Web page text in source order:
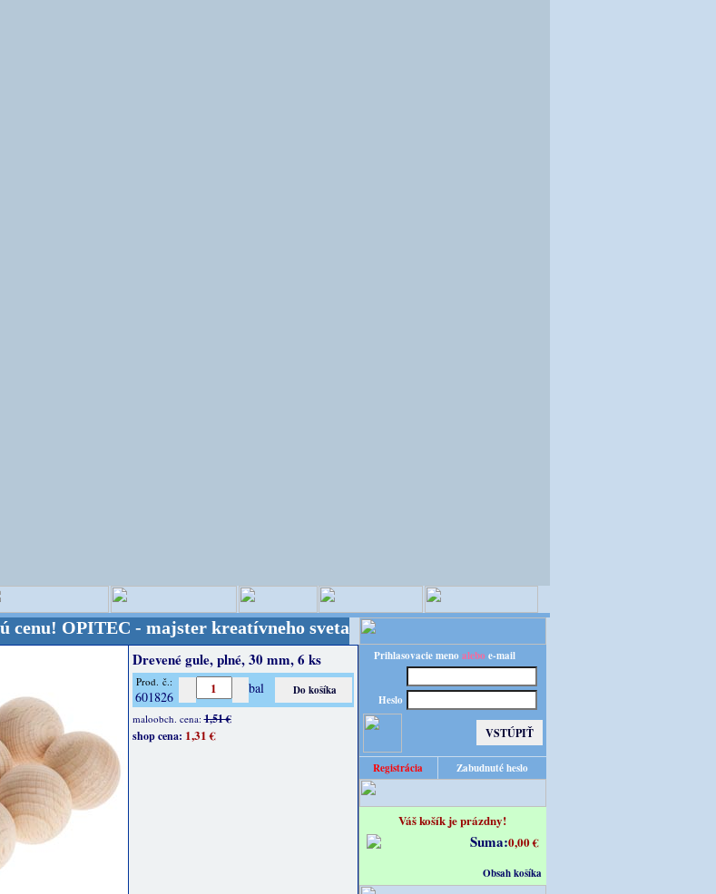
OPITEC - majster kreatívneho sveta - Kvalita za výhodnú cenu!
Drevené gule, plné, 30 mm, 6 ks
Prod. č.:
601826
bal
maloobch. cena:1,51 €
shop cena: 1,31 €
Prihlasovacie meno alebo e-mail
Heslo
Registrácia Zabudnuté heslo
Váš košík je prázdny!
Suma:0,00 €
Obsah košíka